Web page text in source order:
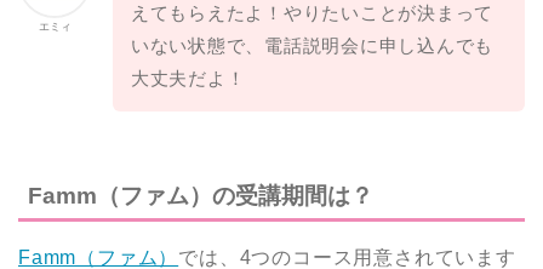
エミィ
えてもらえたよ！やりたいことが決まって
いない状態で、電話説明会に申し込んでも
大丈夫だよ！
Famm（ファム）の受講期間は？
Famm（ファム） では、4つのコース用意されています